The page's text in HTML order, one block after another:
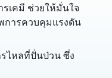
เคมี ช่วยให้มั่นใจ
การควบคุมแรงดัน
ไหลที่ปั่นป่วน ซึ่ง